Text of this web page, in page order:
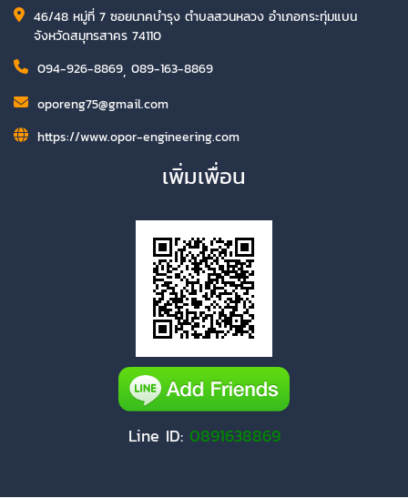
46/48 หมู่ที่ 7 ซอยนาคบำรุง ตำบลสวนหลวง อำเภอกระทุ่มแบน
จังหวัดสมุทรสาคร 74110
094-926-8869, 089-163-8869
oporeng75@gmail.com
https://www.opor-engineering.com
เพิ่มเพื่อน
Line ID: 0891638869